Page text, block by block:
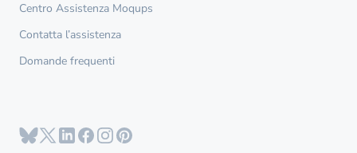
Centro Assistenza Moqups
Contatta l’assistenza
Domande frequenti